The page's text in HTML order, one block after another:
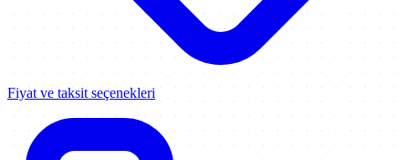
Fiyat ve taksit seçenekleri